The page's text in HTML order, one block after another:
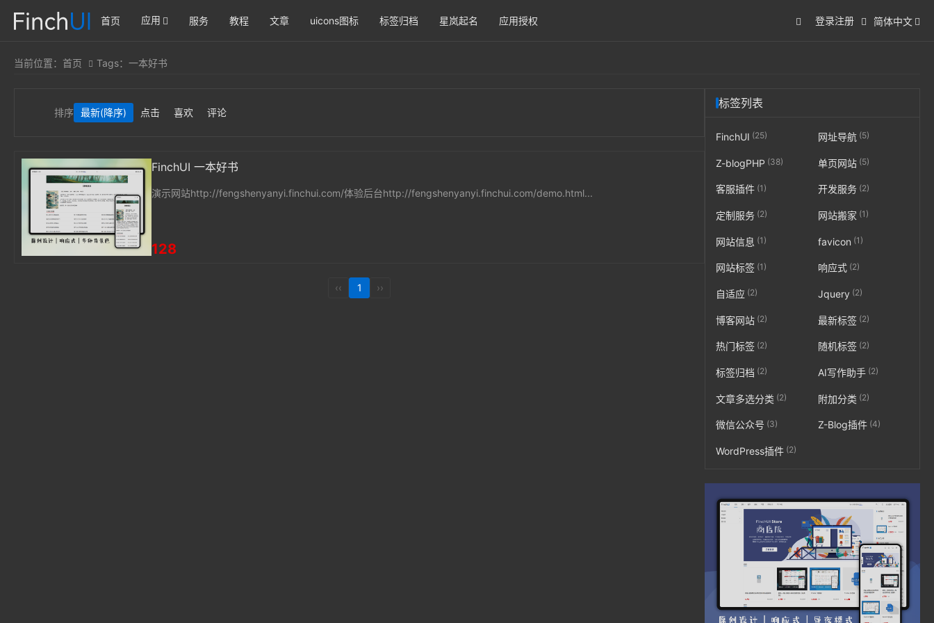
首页 应用 服务 教程 文章 uicons图标 标签归档 星岚起名 应用授权 登录注册 简体中文
当前位置： 首页 Tags：一本好书
排序 最新(降序) 点击 喜欢 评论
FinchUI 一本好书
演示网站http://fengshenyanyi.finchui.com/体验后台http://fengshenyanyi.finchui.com/demo.html...
128
‹‹ 1 ››
标签列表
FinchUI (25) 网址导航(5)
Z-blogPHP (38) 单页网站(5)
客服插件 (1) 开发服务(2)
定制服务 (2) 网站搬家 (1)
网站信息 (1) favicon (1)
网站标签 (1) 响应式(2)
自适应 (2) Jquery (2)
博客网站 (2) 最新标签(2)
热门标签 (2) 随机标签(2)
标签归档 (2) AI写作助手(2)
文章多选分类 (2) 附加分类 (2)
微信公众号 (3) Z-Blog插件(4)
WordPress插件 (2)